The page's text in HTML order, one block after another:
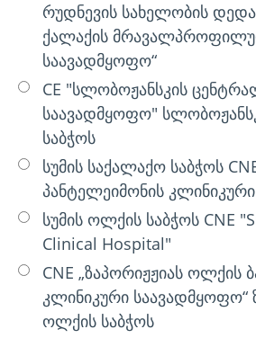
რუდნევის სახელობის
ქალაქის
საავადმყოფო“
CE "სლობოჟანსკის
საავადმყოფო"
საბჭოს
სუმის საქალაქო საბჭოს
პანტელეიმონის
სუმის ოლქის საბჭოს CNE
Clinical Hospital"
CNE „ზაპორიჟჟიას ოლქის
კლინიკური საავადმყოფო“
ოლქის საბჭოს